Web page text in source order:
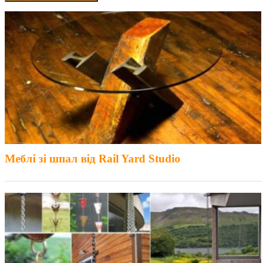
Меблі зі шпал від Rail Yard Studio